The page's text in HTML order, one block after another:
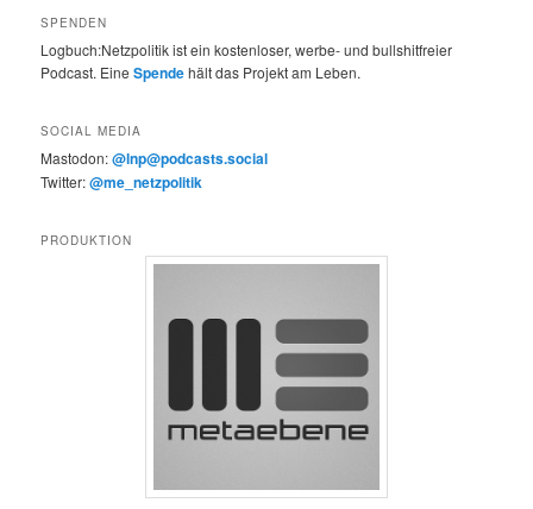
SPENDEN
Logbuch:Netzpolitik ist ein kostenloser, werbe- und bullshitfreier
Podcast. EineSpendehält das Projekt am Leben.
SOCIAL MEDIA
Mastodon:@lnp@podcasts.social
Twitter:@me_netzpolitik
PRODUKTION